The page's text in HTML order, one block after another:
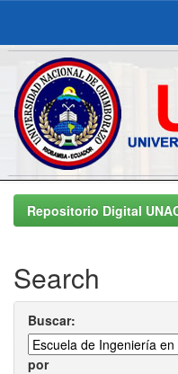
Skip
navigationRepositorio Digital
Search
Buscar:
por